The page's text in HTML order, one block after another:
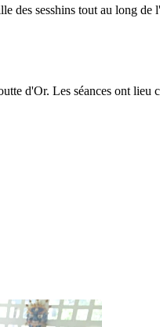
des sesshins tout au long
d'Or. Les séances ont lieu